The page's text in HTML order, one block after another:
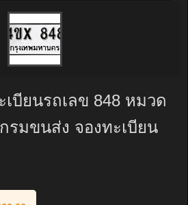
เบียนรถเลข 848 หมวด
รมขนส่ง จองทะเบียน